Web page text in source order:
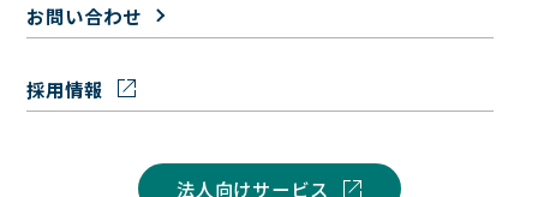
お問い合わせ
採用情報
法人向けサービス